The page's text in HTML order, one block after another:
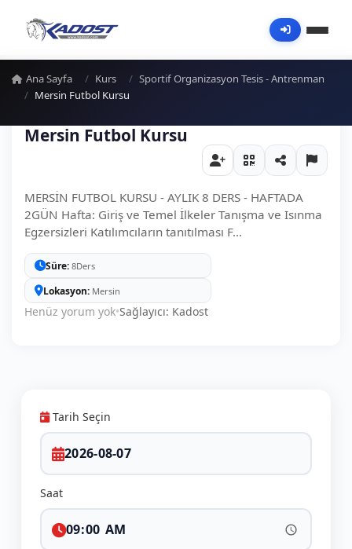
Ana Sayfa Kurs
Sportif Organizasyon Tesis - Antrenman
Mersin Futbol Kursu
Mersin Futbol Kursu
MERSİN FUTBOL KURSU - AYLIK 8 DERS - HAFTADA
2GÜN Hafta: Giriş ve Temel İlkeler Tanışma ve Isınma
Egzersizleri Katılımcıların tanıtılması F...
Süre 8Ders
Lokasyon Mersin
Henüz yorum yok•Sağlayıcı: Kadost
Tarih Seçin
Saat